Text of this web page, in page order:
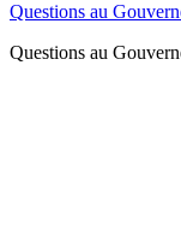
Questions au
Questions au